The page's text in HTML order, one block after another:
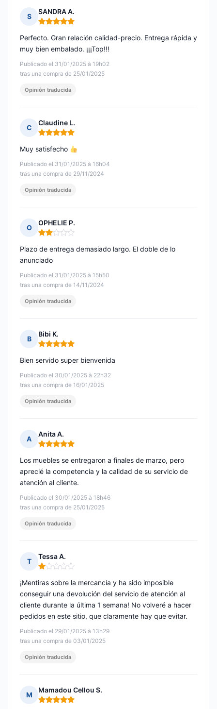
S
SANDRA A.
Nota: 5 de 5
Publicado el 31/01/2025 à 19h02
tras una compra de 25/01/2025
Perfecto. Gran relación calidad-precio. Entrega rápida y
muy bien embalado. ¡¡¡Top!!!
Opinión traducida
C
Claudine L.
Nota: 5 de 5
Publicado el 31/01/2025 à 16h04
tras una compra de 29/11/2024
Muy satisfecho
Opinión traducida
O
OPHELIE P.
Nota: 2 de 5
Publicado el 31/01/2025 à 15h50
tras una compra de 14/11/2024
Plazo de entrega demasiado largo. El doble de lo
anunciado
Opinión traducida
B
Bibi K.
Nota: 5 de 5
Publicado el 30/01/2025 à 22h32
tras una compra de 16/01/2025
Bien servido super bienvenida
Opinión traducida
A
Anita A.
Nota: 5 de 5
Publicado el 30/01/2025 à 18h46
tras una compra de 25/01/2025
Los muebles se entregaron a finales de marzo, pero
aprecié la competencia y la calidad de su servicio de
atención al cliente.
Opinión traducida
T
Tessa A.
Nota: 1 de 5
Publicado el 29/01/2025 à 13h29
tras una compra de 03/01/2025
¡Mentiras sobre la mercancía y ha sido imposible
conseguir una devolución del servicio de atención al
cliente durante la última 1 semana! No volveré a hacer
pedidos en este sitio, que claramente hay que evitar.
Opinión traducida
M
Mamadou Cellou S.
Nota: 5 de 5